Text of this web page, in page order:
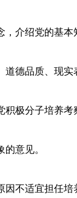
介绍党的基
德品质、现
极分子培养
意见。
不适宜担任培